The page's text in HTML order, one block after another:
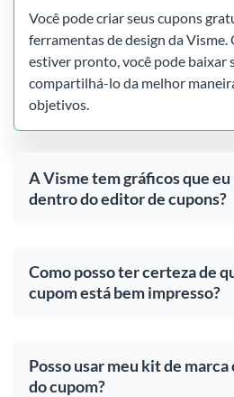
Você pode criar seus cupons
ferramentas de design da Visme.
estiver pronto, você pode baixar
compartilhá-lo da melhor
objetivos.
A Visme tem gráficos que eu
dentro do editor de cupons?
Como posso ter certeza de
cupom está bem impresso?
Posso usar meu kit de
do cupom?